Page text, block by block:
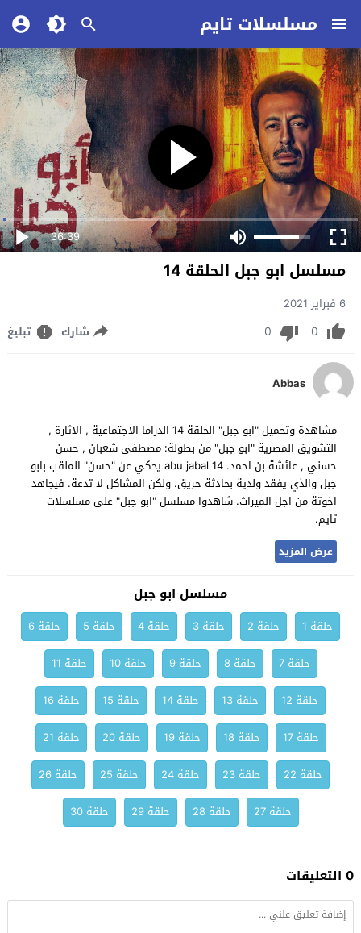
مسلسلات تايم
36:39
مسلسل ابو جبل الحلقة 14
6 فبراير 2021
0
0 شارك تبليغ
Abbas
مشاهدة وتحميل "ابو جبل" الحلقة 14 الدراما الاجتماعية , الاثارة ,
التشويق المصرية "ابو جبل" من بطولة: مصطفى شعبان , حسن
حسني , عائشة بن احمد. abu jabal 14 يحكي عن "حسن" الملقب بابو
جبل والذي يفقد ولدية بحادثة حريق. ولكن المشاكل لا تدعة. فيجاهد
اخوتة من اجل الميراث. شاهدوا مسلسل "ابو جبل" على مسلسلات
تايم.
عرض المزيد
مسلسل ابو جبل
حلقة 1 حلقة 2 حلقة 3 حلقة 4 حلقة 5
حلقة 6
حلقة 7
حلقة 8 حلقة 9 حلقة 10
حلقة 11
حلقة 12
حلقة 13 حلقة 14 حلقة 15
حلقة 16
حلقة 17
حلقة 18 حلقة 19 حلقة 20
حلقة 21
حلقة 22
حلقة 23 حلقة 24 حلقة 25
حلقة 26
حلقة 27
حلقة 28 حلقة 29 حلقة 30
0 التعليقات